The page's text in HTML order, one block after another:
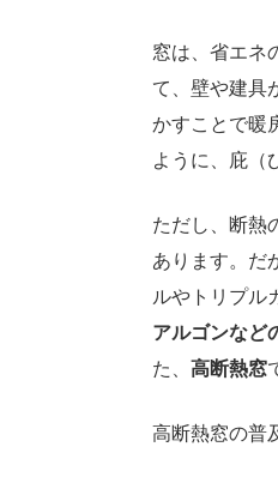
窓は、省エネ
て、壁や建具
かすことで暖
ように、庇（
ただし、断熱
あります。だ
ルやトリプル
アルゴンなど
た、 高断熱窓
高断熱窓の普